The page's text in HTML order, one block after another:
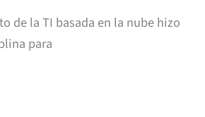
de la TI basada en la nube hizo
para